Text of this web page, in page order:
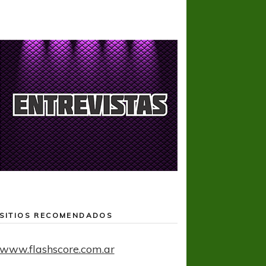
SITIOS RECOMENDADOS
www.flashscore.com.ar